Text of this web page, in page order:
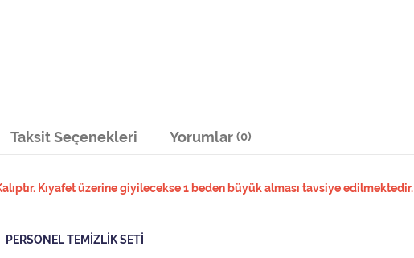
Taksit Seçenekleri Yorumlar (0)
Kıyafet üzerine giyilecekse 1 beden büyük alması tavsiye edilmektedir.
PERSONEL TEMİZLİK SETİ